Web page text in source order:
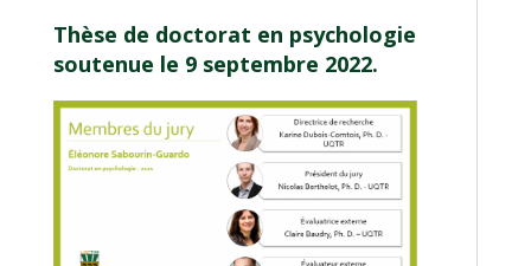
Thèse de doctorat en psychologie
soutenue le 9 septembre 2022.